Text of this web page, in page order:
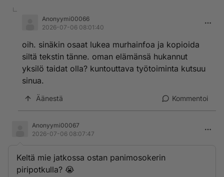
Anonyymi00066
2026-07-06 08:01:40
oih. sinäkin osaat lukea murhainfoa ja kopioida
siltä tekstin tänne. oman elämänsä hukannut
yksilö taidat olla? kuntouttava työtoiminta kutsuu
sinua.
Äänestä Kommentoi
Anonyymi00067
2026-07-06 08:07:47
Keltä mie jatkossa ostan panimosokerin
piripotkulla? 😭